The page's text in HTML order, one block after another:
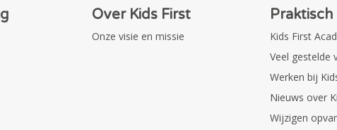
Over Kids First
Onze visie en missie
Praktisch
Kids First
Veel gestelde
Werken bij
Nieuws over
Wijzigen